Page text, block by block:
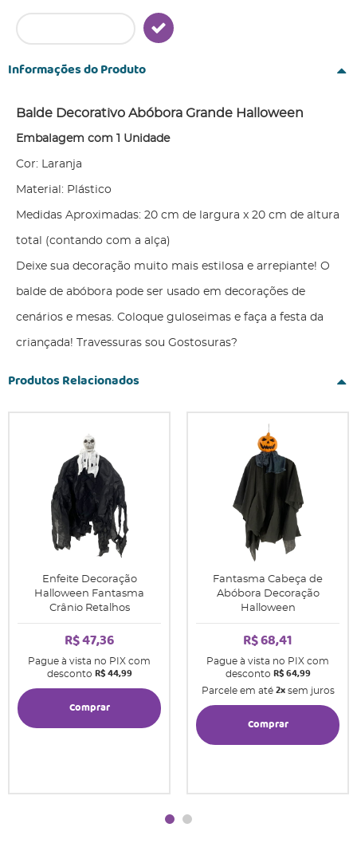
Informações do Produto
Balde Decorativo Abóbora Grande Halloween
Embalagem com 1 Unidade
Cor: Laranja
Material: Plástico
Medidas Aproximadas: 20 cm de largura x 20 cm de altura
total (contando com a alça)
Deixe sua decoração muito mais estilosa e arrepiante! O
balde de abóbora pode ser usado em decorações de
cenários e mesas. Coloque guloseimas e faça a festa da
criançada! Travessuras sou Gostosuras?
Produtos Relacionados
Enfeite Decoração
Halloween Fantasma
Crânio Retalhos
R$ 47,36
Pague à vista no PIX com
desconto R$ 44,99
Comprar
Fantasma Cabeça de
Abóbora Decoração
Halloween
R$ 68,41
Pague à vista no PIX com
desconto R$ 64,99
Parcele em até 2xsem juros
Comprar